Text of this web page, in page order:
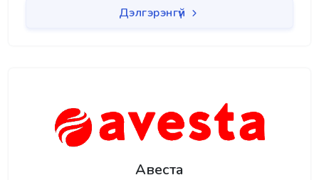
Дэлгэрэнгүй
Авеста